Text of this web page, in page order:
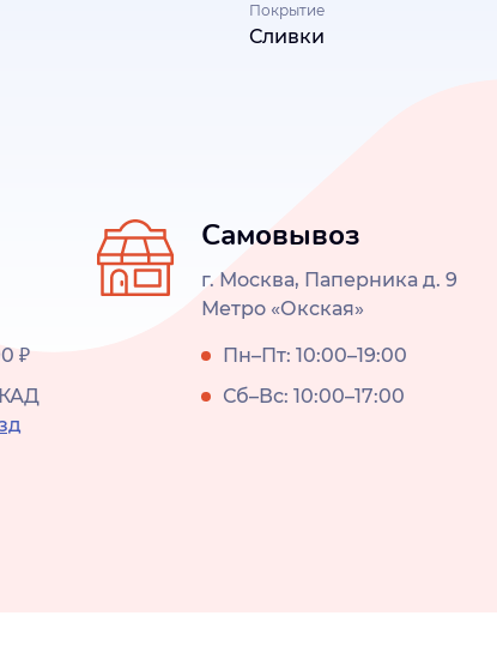
Покрытие
Сливки
₽
Самовывоз
г. Москва, Паперника д. 9
Метро «Окская»
Пн–Пт: 10:00–19:00
Сб–Вс: 10:00–17:00